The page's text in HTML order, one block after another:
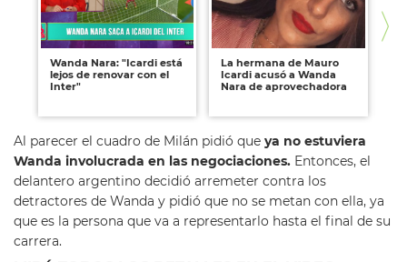
Wanda Nara: "Icardi está
lejos de renovar con el
Inter"
La hermana de Mauro
Icardi acusó a Wanda
Nara de aprovechadora
Al parecer el cuadro de Milán pidió que ya no estuviera
Wanda involucrada en las negociaciones. Entonces, el
delantero argentino decidió arremeter contra los
detractores de Wanda y pidió que no se metan con ella, ya
que es la persona que va a representarlo hasta el final de su
carrera.